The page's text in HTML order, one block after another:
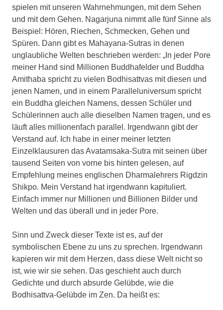
spielen mit unseren Wahrnehmungen, mit dem Sehen
und mit dem Gehen. Nagarjuna nimmt alle fünf Sinne als
Beispiel: Hören, Riechen, Schmecken, Gehen und
Spüren. Dann gibt es Mahayana-Sutras in denen
unglaubliche Welten beschrieben werden: „In jeder Pore
meiner Hand sind Millionen Buddhafelder und Buddha
Amithaba spricht zu vielen Bodhisattvas mit diesen und
jenen Namen, und in einem Paralleluniversum spricht
ein Buddha gleichen Namens, dessen Schüler und
Schülerinnen auch alle dieselben Namen tragen, und es
läuft alles millionenfach parallel. Irgendwann gibt der
Verstand auf. Ich habe in einer meiner letzten
Einzelklausuren das Avatamsaka-Sutra mit seinen über
tausend Seiten von vorne bis hinten gelesen, auf
Empfehlung meines englischen Dharmalehrers Rigdzin
Shikpo. Mein Verstand hat irgendwann kapituliert.
Einfach immer nur Millionen und Billionen Bilder und
Welten und das überall und in jeder Pore.
Sinn und Zweck dieser Texte ist es, auf der
symbolischen Ebene zu uns zu sprechen. Irgendwann
kapieren wir mit dem Herzen, dass diese Welt nicht so
ist, wie wir sie sehen. Das geschieht auch durch
Gedichte und durch absurde Gelübde, wie die
Bodhisattva-Gelübde im Zen. Da heißt es: